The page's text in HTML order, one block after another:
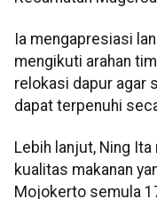
Ia mengapresiasi
mengikuti arahan
relokasi dapur agar
dapat terpenuhi
Lebih lanjut, Ning
kualitas makanan
Mojokerto semula